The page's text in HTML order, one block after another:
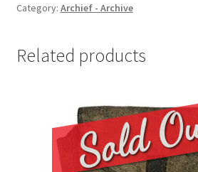
Category: Archief - Archive
Related products